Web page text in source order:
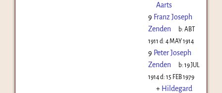
Aarts
9 Franz Joseph
Zenden
b:ABT
1911 d: 4 MAY 1914
9 Peter Joseph
Zenden
b:19 JUL
1914d: 15 FEB 1979
+ Hildegard